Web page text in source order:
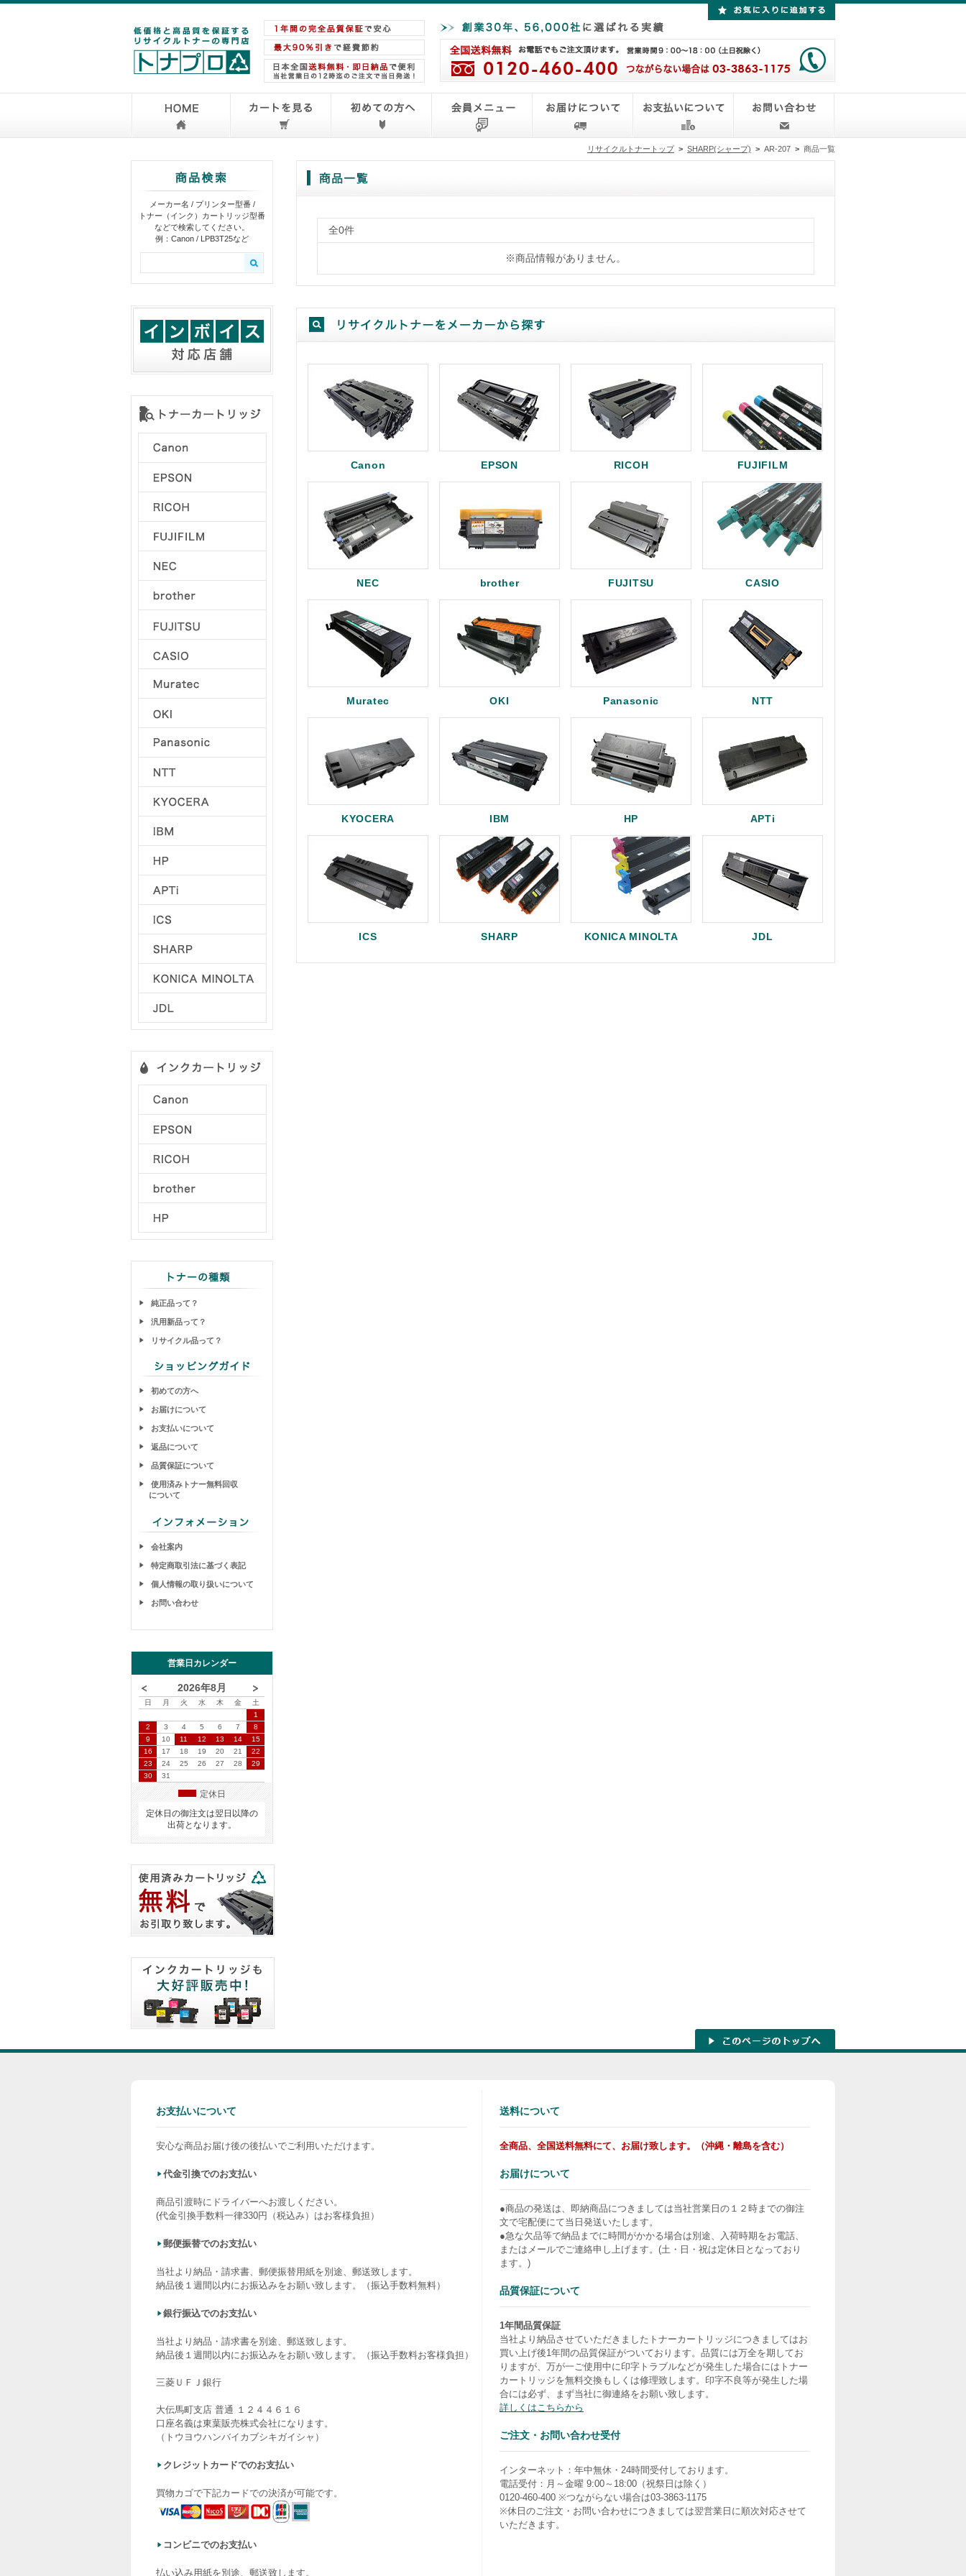
リサイクルトナートップ > SHARP(シャープ) > AR-207 > 商品一覧
メーカー名 / プリンター型番 /
トナー（インク）カートリッジ型番
などで検索してください。
例：Canon / LPB3T25など
純正品って？
汎用新品って？
リサイクル品って？
初めての方へ
お届けについて
お支払いについて
返品について
品質保証について
使用済みトナー無料回収
について
会社案内
特定商取引法に基づく表記
個人情報の取り扱いについて
お問い合わせ
営業日カレンダー
2026年8月
日 月 火 水 木 金
土
1
2
3 4 5 6 7
8
9
10 11 12 13 14
15
16
17 18 19 20 21
22
23
24 25 26 27 28
29
30
31
定休日
定休日の御注文は翌日以降の
出荷となります。
全0件
※商品情報がありません。
Canon EPSON RICOH FUJIFILM
NEC brother FUJITSU CASIO
Muratec OKI Panasonic NTT
KYOCERA IBM HP APTi
ICS SHARP KONICA MINOLTA JDL
お支払いについて
安心な商品お届け後の後払いでご利用いただけます。
代金引換でのお支払い
商品引渡時にドライバーへお渡しください。
(代金引換手数料一律330円（税込み）はお客様負担）
郵便振替でのお支払い
当社より納品・請求書、郵便振替用紙を別途、郵送致します。
納品後１週間以内にお振込みをお願い致します。（振込手数料無料）
銀行振込でのお支払い
当社より納品・請求書を別途、郵送致します。
納品後１週間以内にお振込みをお願い致します。（振込手数料お客様負担）
三菱ＵＦＪ銀行
大伝馬町支店 普通 １２４４６１６
口座名義は東葉販売株式会社になります。
（トウヨウハンバイカブシキガイシャ）
クレジットカードでのお支払い
買物カゴで下記カードでの決済が可能です。
コンビニでのお支払い
払い込み用紙を別途、郵送致します。
送料について
全商品、全国送料無料にて、お届け致します。（沖縄・離島を含む）
お届けについて
●商品の発送は、即納商品につきましては当社営業日の１２時までの御注
文で宅配便にて当日発送いたします。
●急な欠品等で納品までに時間がかかる場合は別途、入荷時期をお電話、
またはメールでご連絡申し上げます。(土・日・祝は定休日となっており
ます。)
品質保証について
1年間品質保証
当社より納品させていただきましたトナーカートリッジにつきましてはお
買い上げ後1年間の品質保証がついております。品質には万全を期してお
りますが、万が一ご使用中に印字トラブルなどが発生した場合にはトナー
カートリッジを無料交換もしくは修理致します。印字不良等が発生した場
合には必ず、まず当社に御連絡をお願い致します。
詳しくはこちらから
ご注文・お問い合わせ受付
インターネット：年中無休・24時間受付しております。
電話受付：月～金曜 9:00～18:00（祝祭日は除く）
0120-460-400 ※つながらない場合は03-3863-1175
※休日のご注文・お問い合わせにつきましては翌営業日に順次対応させて
いただきます。